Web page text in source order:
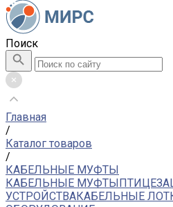
Поиск
Главная
/
Каталог товаров
/
КАБЕЛЬНЫЕ МУФТЫ
КАБЕЛЬНЫЕ МУФТЫ
УСТРОЙСТВАКАБЕЛЬНЫЕ